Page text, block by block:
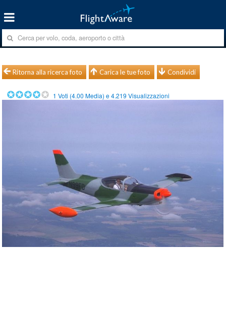
Ritorna alla ricerca foto Carica le tue foto Condividi
1 Voti (4.00 Media) e4.219 Visualizzazioni